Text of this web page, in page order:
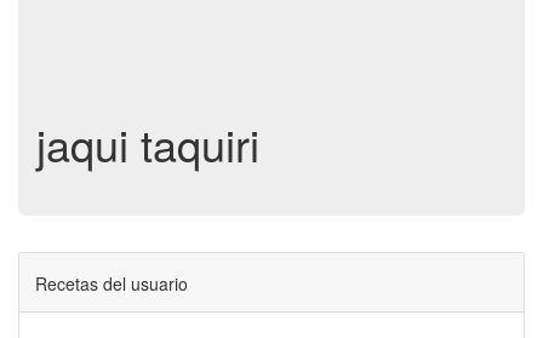
jaqui taquiri
Recetas del usuario